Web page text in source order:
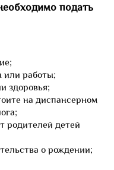
подать
или работы;
здоровья;
на диспансерном
родителей детей
о рождении;